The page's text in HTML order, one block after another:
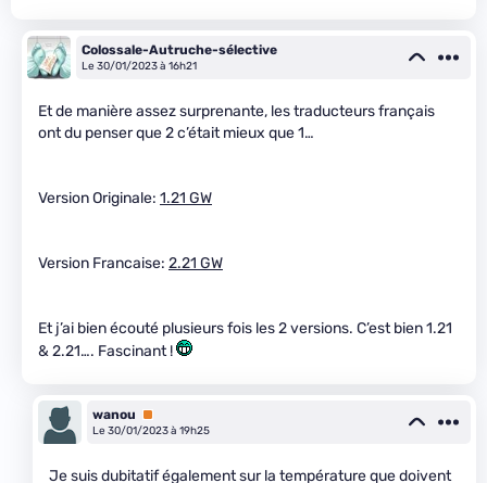
Colossale-Autruche-sélective
Le 30/01/2023 à 16h21
Et de manière assez surprenante, les traducteurs français
ont du penser que 2 c’était mieux que 1…
Version Originale: 1.21 GW
Version Francaise: 2.21 GW
Et j’ai bien écouté plusieurs fois les 2 versions. C’est bien 1.21
& 2.21…. Fascinant !
wanou
Premium
Le 30/01/2023 à 19h25
Je suis dubitatif également sur la température que doivent